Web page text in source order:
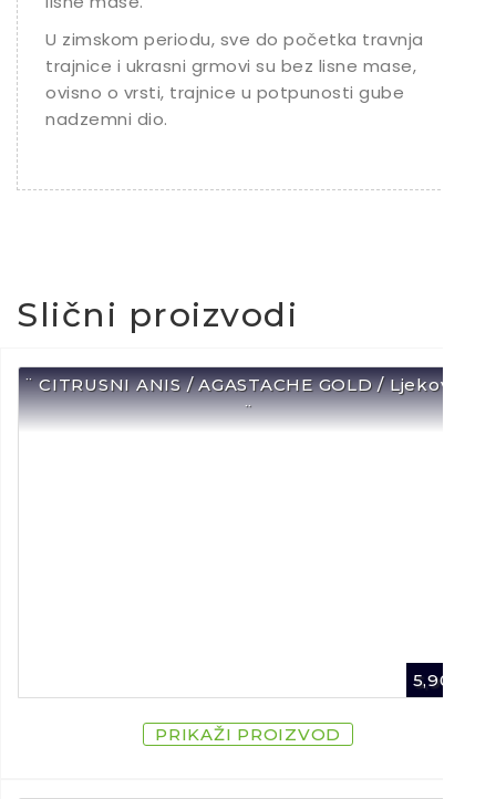
U zimskom periodu, sve do početka travnja
trajnice i ukrasni grmovi su bez lisne mase,
ovisno o vrsti, trajnice u potpunosti gube
nadzemni dio.
Slični proizvodi
¨ CITRUSNI ANIS / AGASTACHE GOLD / Ljekovito
¨
5,90
PRIKAŽI PROIZVOD